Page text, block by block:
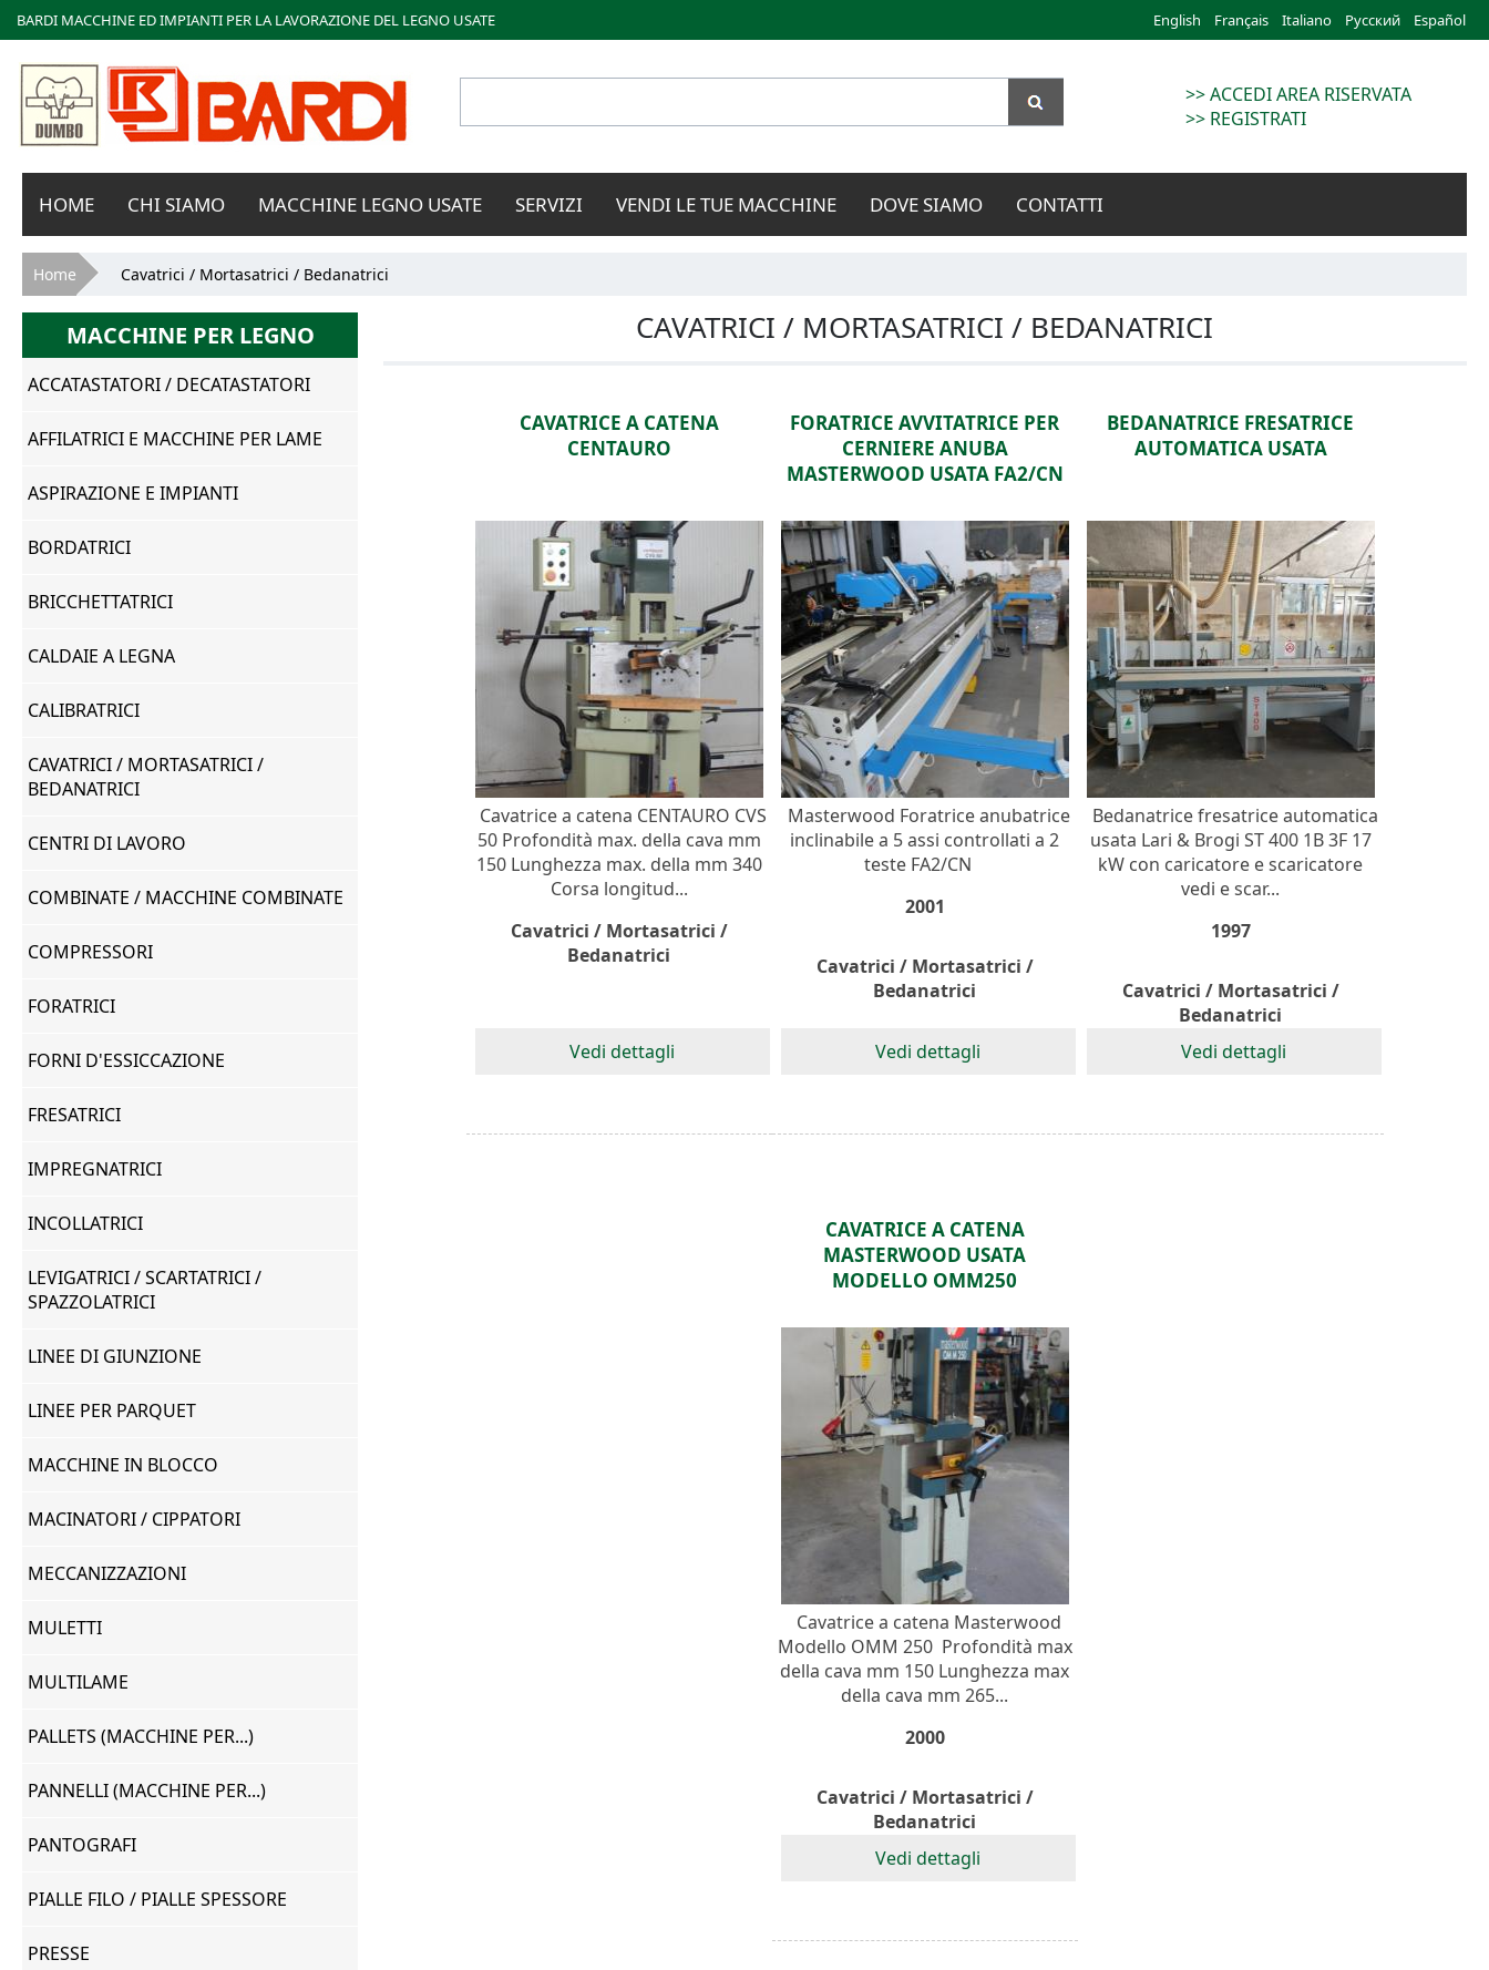
contenuto
BARDI MACCHINE ED IMPIANTI PER LA LAVORAZIONE DEL LEGNO USATE English Français Italiano Русский Español
Bardi
Macchine
>> ACCEDI AREA RISERVATA
>> REGISTRATI
HOME CHI SIAMO MACCHINE LEGNO USATE SERVIZI VENDI LE TUE MACCHINE DOVE SIAMO CONTATTI
Tu sei qui
Home Cavatrici / Mortasatrici / Bedanatrici
CAVATRICI / MORTASATRICI / BEDANATRICI
CAVATRICE A CATENA
CENTAURO
Cavatrice a catena CENTAURO CVS
50 Profondità max. della cava mm
150 Lunghezza max. della mm 340
Corsa longitud...
Cavatrici / Mortasatrici /
Bedanatrici
Vedi dettagli
FORATRICE AVVITATRICE PER
CERNIERE ANUBA
MASTERWOOD USATA FA2/CN
Masterwood Foratrice anubatrice
inclinabile a 5 assi controllati a 2
teste FA2/CN
2001
Cavatrici / Mortasatrici /
Bedanatrici
Vedi dettagli
BEDANATRICE FRESATRICE
AUTOMATICA USATA
Bedanatrice fresatrice automatica
usata Lari & Brogi ST 400 1B 3F 17
kW con caricatore e scaricatore
vedi e scar...
1997
Cavatrici / Mortasatrici /
Bedanatrici
Vedi dettagli
CAVATRICE A CATENA
MASTERWOOD USATA
MODELLO OMM250
Cavatrice a catena Masterwood
Modello OMM 250 Profondità max
della cava mm 150 Lunghezza max
della cava mm 265...
2000
Cavatrici / Mortasatrici /
Bedanatrici
Vedi dettagli
MACCHINE PER LEGNO
ACCATASTATORI / DECATASTATORI
AFFILATRICI E MACCHINE PER LAME
ASPIRAZIONE E IMPIANTI
BORDATRICI
BRICCHETTATRICI
CALDAIE A LEGNA
CALIBRATRICI
CAVATRICI / MORTASATRICI /
BEDANATRICI
CENTRI DI LAVORO
COMBINATE / MACCHINE COMBINATE
COMPRESSORI
FORATRICI
FORNI D'ESSICCAZIONE
FRESATRICI
IMPREGNATRICI
INCOLLATRICI
LEVIGATRICI / SCARTATRICI /
SPAZZOLATRICI
LINEE DI GIUNZIONE
LINEE PER PARQUET
MACCHINE IN BLOCCO
MACINATORI / CIPPATORI
MECCANIZZAZIONI
MULETTI
MULTILAME
PALLETS (MACCHINE PER...)
PANNELLI (MACCHINE PER...)
PANTOGRAFI
PIALLE FILO / PIALLE SPESSORE
PRESSE